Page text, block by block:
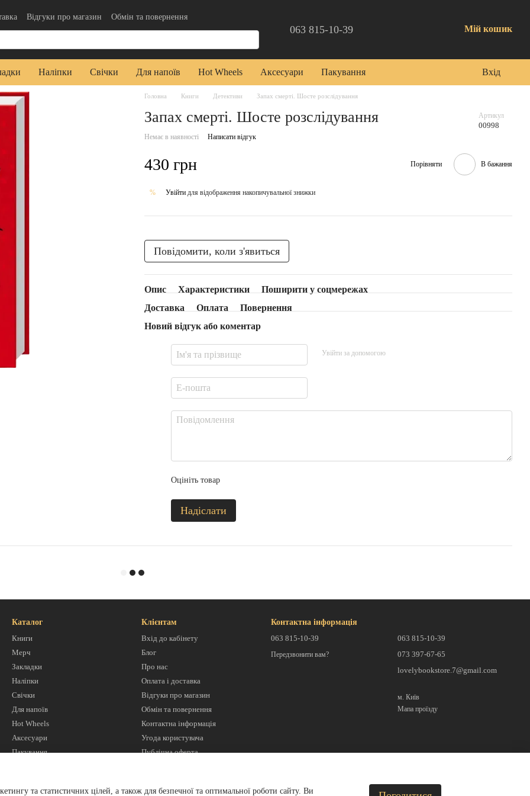
Відгуки про магазин
Обмін та повернення
користувача
Публічна оферта 063 815-10-39 Мій кошик
Наліпки Свічки Для напоїв Hot Wheels Аксесуари Пакування Вхід
Головна Книги Детективи Запах смерті. Шосте розслідування
Запах смерті. Шосте розслідування Артикул
00998
Немає в наявності Написати відгук
430 грн Порівняти В бажання
% Увійти для відображення накопичувальної знижки
Повідомити, коли з'явиться
Опис Характеристики
Поширити у соцмережах
Доставка
Оплата
Повернення
Новий відгук або коментар
Увійти за допомогою
Оцініть товар
Надіслати
Каталог
Книги
Мерч
Закладки
Наліпки
Свічки
Для напоїв
Hot Wheels
Аксесуари
Пакування
Клієнтам
Вхід до кабінету
Блог
Про нас
Оплата і доставка
Відгуки про магазин
Обмін та повернення
Контактна інформація
Угода користувача
Публічна оферта
Контактна інформація
063 815-10-39
Передзвонити вам?
063 815-10-39
073 397-67-65
lovelybookstore.7@gmail.com
м. Київ
Мапа проїзду
та статистичних цілей, а також для безпечної та оптимальної роботи сайту. Ви